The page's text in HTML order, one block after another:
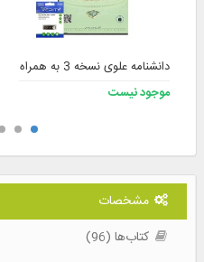
دانشنامه علوی نسخه 3 به همراه فلش
موجود نیست
مشخصات
کتاب‌ها (96)